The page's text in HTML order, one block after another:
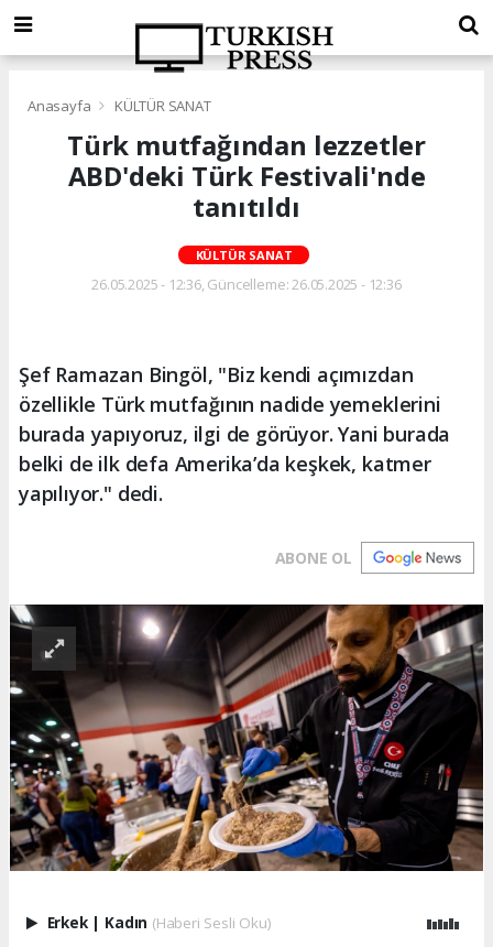
Anasayfa KÜLTÜR SANAT
Türk mutfağından lezzetler
ABD'deki Türk Festivali'nde
tanıtıldı
KÜLTÜR SANAT
26.05.2025 - 12:36, Güncelleme: 26.05.2025 - 12:36
Şef Ramazan Bingöl, "Biz kendi açımızdan
özellikle Türk mutfağının nadide yemeklerini
burada yapıyoruz, ilgi de görüyor. Yani burada
belki de ilk defa Amerika’da keşkek, katmer
yapılıyor." dedi.
ABONE OL
Erkek | Kadın (Haberi Sesli Oku)